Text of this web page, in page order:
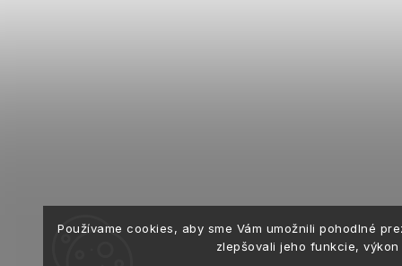
Používame cookies, aby sme Vám umožnili pohodlné
zlepšovali jeho funkcie,